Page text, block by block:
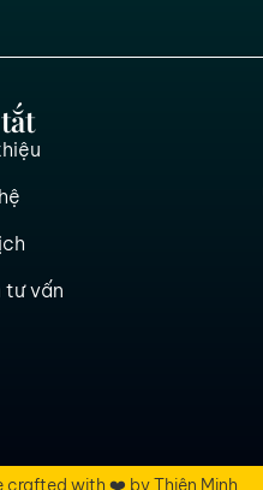
tư vấn
crafted with ❤️ by Thiên Minh